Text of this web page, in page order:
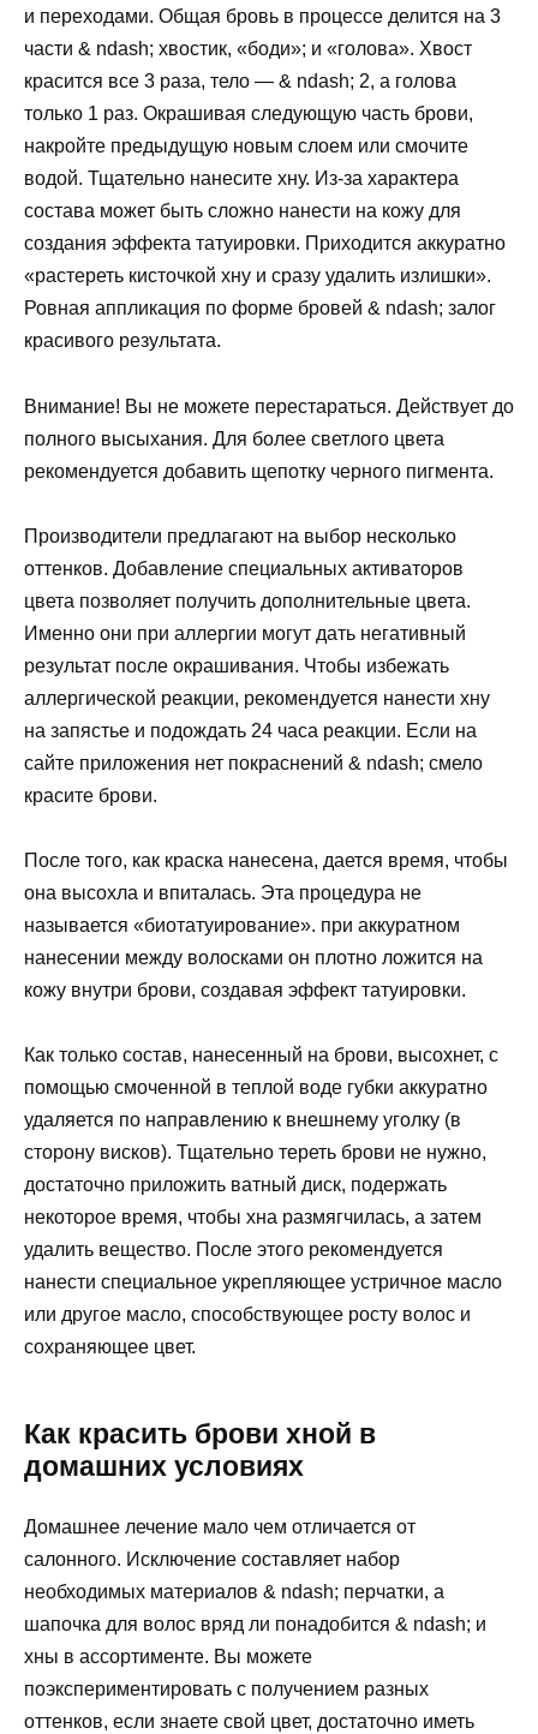
и переходами. Общая бровь в процессе делится на 3
части & ndаsh; хвостик, «боди»; и «голова». Хвост
красится все 3 раза, тело — & ndаsh; 2, а голова
только 1 раз. Окрашивая следующую часть брови,
накройте предыдущую новым слоем или смочите
водой. Тщательно нанесите хну. Из-за характера
состава может быть сложно нанести на кожу для
создания эффекта татуировки. Приходится аккуратно
«растереть кисточкой хну и сразу удалить излишки».
Ровная аппликация по форме бровей & ndash; залог
красивого результата.
Внимание! Вы не можете перестараться. Действует до
полного высыхания. Для более светлого цвета
рекомендуется добавить щепотку черного пигмента.
Производители предлагают на выбор несколько
оттенков. Добавление специальных активаторов
цвета позволяет получить дополнительные цвета.
Именно они при аллергии могут дать негативный
результат после окрашивания. Чтобы избежать
аллергической реакции, рекомендуется нанести хну
на запястье и подождать 24 часа реакции. Если на
сайте приложения нет покраснений & ndash; смело
красите брови.
После того, как краска нанесена, дается время, чтобы
она высохла и впиталась. Эта процедура не
называется «биотатуирование». при аккуратном
нанесении между волосками он плотно ложится на
кожу внутри брови, создавая эффект татуировки.
Как только состав, нанесенный на брови, высохнет, с
помощью смоченной в теплой воде губки аккуратно
удаляется по направлению к внешнему уголку (в
сторону висков). Тщательно тереть брови не нужно,
достаточно приложить ватный диск, подержать
некоторое время, чтобы хна размягчилась, а затем
удалить вещество. После этого рекомендуется
нанести специальное укрепляющее устричное масло
или другое масло, способствующее росту волос и
сохраняющее цвет.
Как красить брови хной в
домашних условиях
Домашнее лечение мало чем отличается от
салонного. Исключение составляет набор
необходимых материалов & ndаsh; перчатки, а
шапочка для волос вряд ли понадобится & ndash; и
хны в ассортименте. Вы можете
поэкспериментировать с получением разных
оттенков, если знаете свой цвет, достаточно иметь